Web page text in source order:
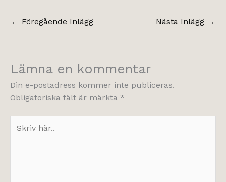
← Föregående Inlägg Nästa Inlägg →
Lämna en kommentar
Din e-postadress kommer inte publiceras.
Obligatoriska fält är märkta *
här..